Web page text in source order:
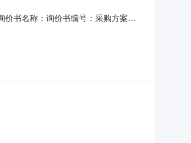
书名称：询价书编号：采购方案名
09-15河北邯郸联系信息姓